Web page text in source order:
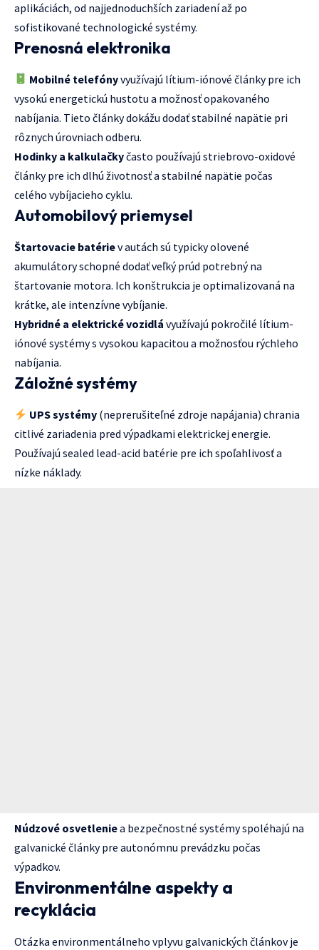
aplikáciách, od najjednoduchších zariadení až po
sofistikované technologické systémy.
Prenosná elektronika
Mobilné telefónyvyužívajú lítium-iónové články pre ich
vysokú energetickú hustotu a možnosť opakovaného
nabíjania. Tieto články dokážu dodať stabilné napätie pri
rôznych úrovniach odberu.
Hodinky a kalkulačkyčasto používajú striebrovo-oxidové
články pre ich dlhú životnosť a stabilné napätie počas
celého vybíjacieho cyklu.
Automobilový priemysel
Štartovacie batériev autách sú typicky olovené
akumulátory schopné dodať veľký prúd potrebný na
štartovanie motora. Ich konštrukcia je optimalizovaná na
krátke, ale intenzívne vybíjanie.
Hybridné a elektrické vozidlá využívajú pokročilé lítium-
iónové systémy s vysokou kapacitou a možnosťou rýchleho
nabíjania.
Záložné systémy
UPS systémy (neprerušiteľné zdroje napájania) chrania
citlivé zariadenia pred výpadkami elektrickej energie.
Používajú sealed lead-acid batérie pre ich spoľahlivosť a
nízke náklady.
Núdzové osvetleniea bezpečnostné systémy spoléhajú na
galvanické články pre autonómnu prevádzku počas
výpadkov.
Environmentálne aspekty a
recyklácia
Otázka environmentálneho vplyvu galvanických článkov je